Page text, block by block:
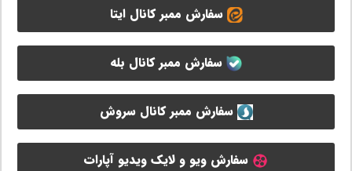
سفارش ممبر کانال ایتا
سفارش ممبر کانال بله
سفارش ممبر کانال سروش
سفارش ویو و لایک ویدیو آپارات